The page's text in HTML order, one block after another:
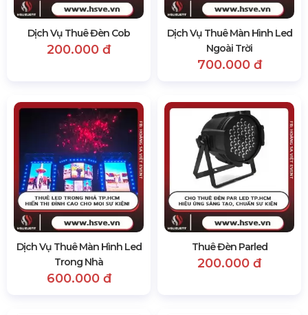
Dịch Vụ Thuê Đèn Cob
200.000 đ
Dịch Vụ Thuê Màn Hình Led
Ngoài Trời
700.000 đ
Dịch Vụ Thuê Màn Hình Led
Trong Nhà
600.000 đ
Thuê Đèn Parled
200.000 đ